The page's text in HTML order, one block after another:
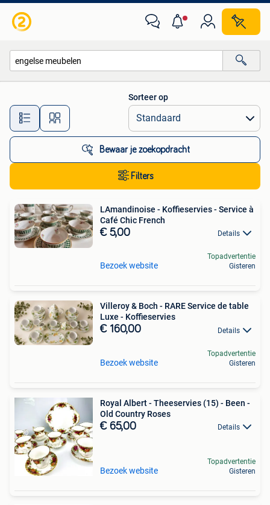
Alle afstanden…
Sorteer op
Bewaar je zoekopdracht
Filters
LAmandinoise - Koffieservies - Service à
Café Chic French
€ 5,00 Details
Bezoek website
Topadvertentie
Gisteren
Villeroy & Boch - RARE Service de table
Luxe - Koffieservies
€ 160,00 Details
Bezoek website
Topadvertentie
Gisteren
Royal Albert - Theeservies (15) - Been -
Old Country Roses
€ 65,00 Details
Bezoek website
Topadvertentie
Gisteren